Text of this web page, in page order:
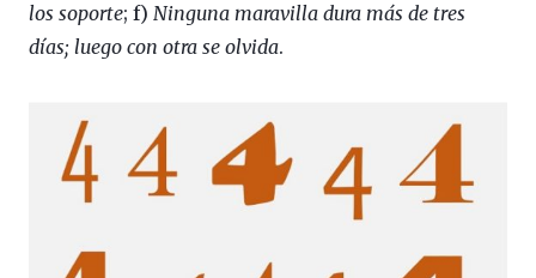
los soporte; f) Ninguna maravilla dura más de tres
días; luego con otra se olvida.